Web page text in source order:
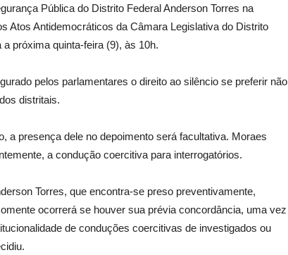
Pública do Distrito Federal Anderson Torres na
Atos Antidemocráticos da Câmara Legislativa do Distrito
próxima quinta-feira (9), às 10h.
pelos parlamentares o direito ao silêncio se preferir não
distritais.
a presença dele no depoimento será facultativa. Moraes
a condução coercitiva para interrogatórios.
Torres, que encontra-se preso preventivamente,
ocorrerá se houver sua prévia concordância, uma vez
de conduções coercitivas de investigados ou